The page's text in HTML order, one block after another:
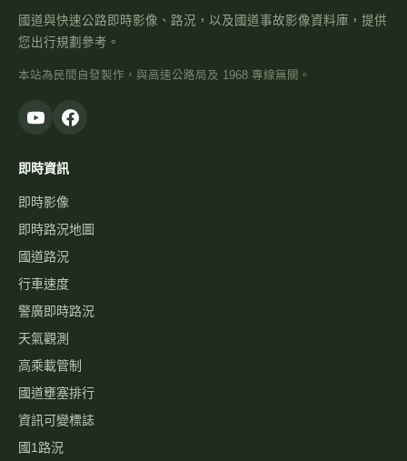
國道與快速公路即時影像、路況，以及國道事故影像資料庫，提供
您出行規劃參考。
本站為民間自發製作，與高速公路局及 1968 專線無關。
即時資訊
即時影像
即時路況地圖
國道路況
行車速度
警廣即時路況
天氣觀測
高乘載管制
國道壅塞排行
資訊可變標誌
國1路況